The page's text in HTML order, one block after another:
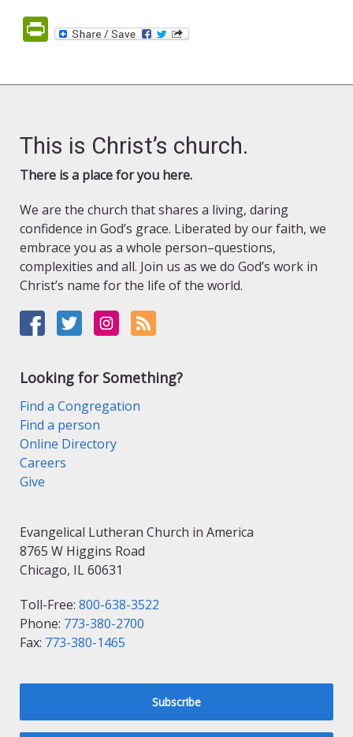
PrintFriendly
This is Christ’s church.
There is a place for you here.
We are the church that shares a living, daring
confidence in God’s grace. Liberated by our faith, we
embrace you as a whole person–questions,
complexities and all. Join us as we do God’s work in
Christ’s name for the life of the world.
Looking for Something?
Find a Congregation
Find a person
Online Directory
Careers
Give
Evangelical Lutheran Church in America
8765 W Higgins Road
Chicago, IL 60631
Toll-Free: 800-638-3522
Phone: 773-380-2700
Fax: 773-380-1465
Subscribe